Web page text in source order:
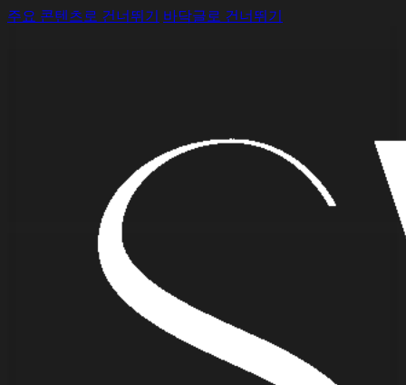
주요 콘텐츠로 건너뛰기 바닥글로 건너뛰기